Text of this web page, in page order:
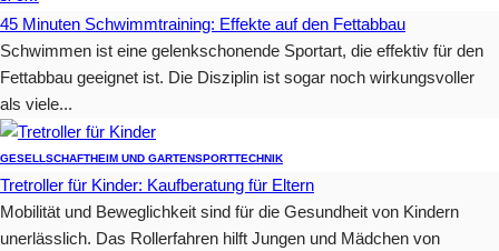
45 Minuten Schwimmtraining: Effekte auf den Fettabbau
Schwimmen ist eine gelenkschonende Sportart, die effektiv für den
Fettabbau geeignet ist. Die Disziplin ist sogar noch wirkungsvoller
als viele...
GESELLSCHAFTHEIM UND GARTENSPORTTECHNIK
Tretroller für Kinder: Kaufberatung für Eltern
Mobilität und Beweglichkeit sind für die Gesundheit von Kindern
unerlässlich. Das Rollerfahren hilft Jungen und Mädchen von